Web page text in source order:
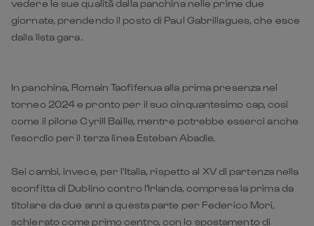
In panchina, Romain Taofifenua alla prima presenza nel
torneo 2024 e pronto per il suo cinquantesimo cap, così
Sei cambi, invece, per l'Italia, rispetto al XV di partenza nella
sconfitta di Dublino contro l'Irlanda, compresa la prima da
titolare da due anni a questa parte per Federico Mori,
Tommaso Menoncello all'ala.
Martin Page-Relo sarà il mediano titolare, mentre gli altri
volti nuovi riguardano la terza linea con gli inserimenti di